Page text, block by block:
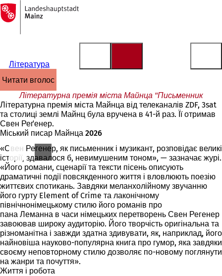
Перейти до змісту
На
головну
сторінку
Література
читати вголос
Літературна премія міста Майнца "Письменник
Літературна премія міста Майнца від телеканалів ZDF, 3sat
та столиці землі Майнц була вручена в 41-й раз. Її отримав
Свен Реґенер.
Міський писар Майнца 2026
«Свен Регенер, як письменник і музикант, розповідає великі
історії, здавалося б, невимушеним тоном», — зазначає журі.
«Його романи, сценарії та тексти пісень описують
драматичні події повсякденного життя і вловлюють поезію
життєвих спотикань. Завдяки меланхолійному звучанню
його гурту Element of Crime та лаконічному
північнонімецькому стилю його романів про
пана Леманна в часи німецьких перетворень Свен Регенер
завоював широку аудиторію. Його творчість оригінальна та
різноманітна і завжди здатна здивувати, як, наприклад, його
найновіша науково-популярна книга про гумор, яка завдяки
своєму неповторному стилю дозволяє по-новому поглянути
на жанри та почуття».
Життя і робота